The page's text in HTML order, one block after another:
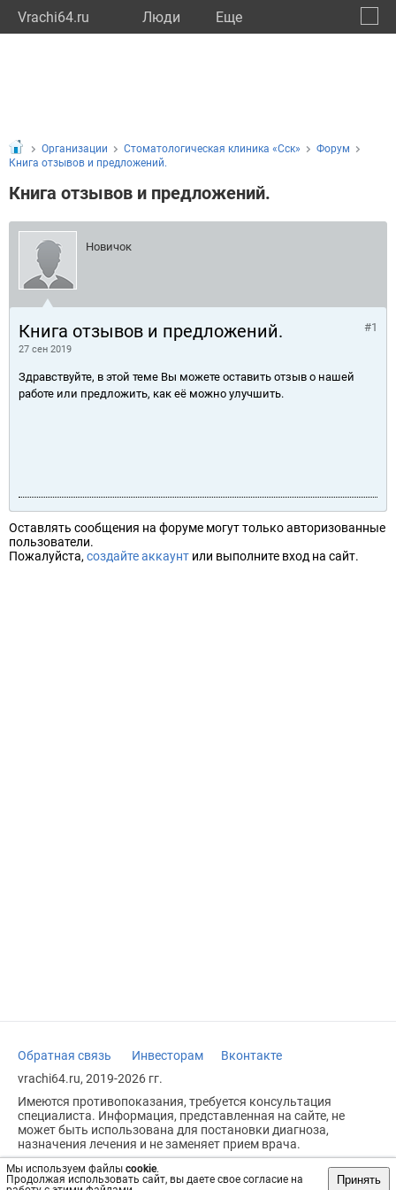
Vrachi64.ru Люди Eще
Мы используем файлы cookie.
Продолжая использовать сайт, вы даете свое согласие на
Принять
Организации Стоматологическая клиника «Сск»
Форум
Книга отзывов и предложений.
Книга отзывов и предложений.
Новичок
Книга отзывов и предложений.
27 сен 2019
#1
Здравствуйте, в этой теме Вы можете оставить отзыв о нашей
работе или предложить, как её можно улучшить.
Оставлять сообщения на форуме могут только авторизованные
пользователи.
Пожалуйста, создайте аккаунт или выполните вход на сайт.
Обратная связь Инвесторам
Вконтакте
vrachi64.ru, 2019-2026 гг.
Имеются противопоказания, требуется консультация
специалиста. Информация, представленная на сайте, не
может быть использована для постановки диагноза,
назначения лечения и не заменяет прием врача.
Возрастное ограничение: 18+